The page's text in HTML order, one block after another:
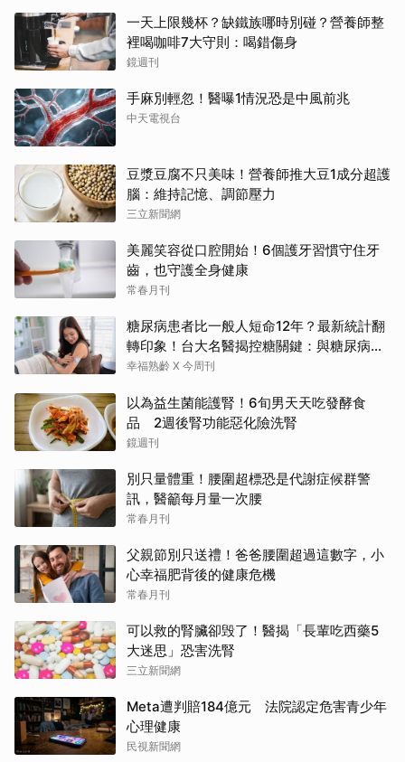
一天上限幾杯？缺鐵族哪時別碰？營養師整
裡喝咖啡7大守則：喝錯傷身
鏡週刊
手麻別輕忽！醫曝1情況恐是中風前兆
中天電視台
豆漿豆腐不只美味！營養師推大豆1成分超護
腦：維持記憶、調節壓力
三立新聞網
美麗笑容從口腔開始！6個護牙習慣守住牙
齒，也守護全身健康
常春月刊
糖尿病患者比一般人短命12年？最新統計翻
轉印象！台大名醫揭控糖關鍵：與糖尿病為
友、天長地久
幸福熟齡 X 今周刊
以為益生菌能護腎！6旬男天天吃發酵食
品 2週後腎功能惡化險洗腎
鏡週刊
別只量體重！腰圍超標恐是代謝症候群警
訊，醫籲每月量一次腰
常春月刊
父親節別只送禮！爸爸腰圍超過這數字，小
心幸福肥背後的健康危機
常春月刊
可以救的腎臟卻毁了！醫揭「長輩吃西藥5
大迷思」恐害洗腎
三立新聞網
Meta遭判賠184億元 法院認定危害青少年
心理健康
民視新聞網